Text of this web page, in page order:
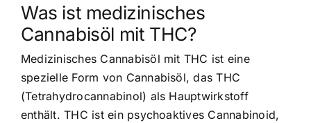
Was ist medizinisches
Cannabisöl mit THC?
Medizinisches Cannabisöl mit THC ist eine
spezielle Form von Cannabisöl, das THC
(Tetrahydrocannabinol) als Hauptwirkstoff
enthält. THC ist ein psychoaktives Cannabinoid,